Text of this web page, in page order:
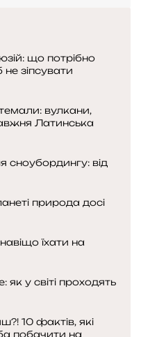
що потрібно
зіпсувати
вулкани,
Латинська
сноубордингу: від
природа досі
їхати на
у світі проходять
10 фактів, які
побачити на